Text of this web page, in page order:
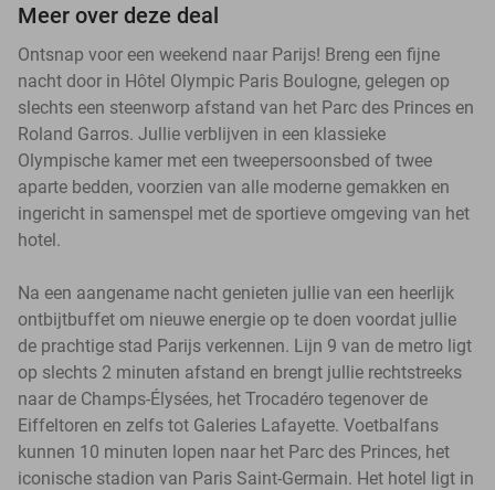
Meer over deze deal
Ontsnap voor een weekend naar Parijs! Breng een fijne
nacht door in Hôtel Olympic Paris Boulogne, gelegen op
slechts een steenworp afstand van het Parc des Princes en
Roland Garros. Jullie verblijven in een klassieke
Olympische kamer met een tweepersoonsbed of twee
aparte bedden, voorzien van alle moderne gemakken en
ingericht in samenspel met de sportieve omgeving van het
hotel.
Na een aangename nacht genieten jullie van een heerlijk
ontbijtbuffet om nieuwe energie op te doen voordat jullie
de prachtige stad Parijs verkennen. Lijn 9 van de metro ligt
op slechts 2 minuten afstand en brengt jullie rechtstreeks
naar de Champs-Élysées, het Trocadéro tegenover de
Eiffeltoren en zelfs tot Galeries Lafayette. Voetbalfans
kunnen 10 minuten lopen naar het Parc des Princes, het
iconische stadion van Paris Saint-Germain. Het hotel ligt in